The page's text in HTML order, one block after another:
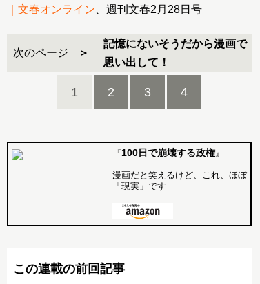
｜文春オンライン 、週刊文春2月28日号
次のページ
記憶にないそうだから漫画で
思い出して！
1 2 3 4
『100日で崩壊する政権』
漫画だと笑えるけど、これ、ほぼ
「現実」です
この連載の前回記事